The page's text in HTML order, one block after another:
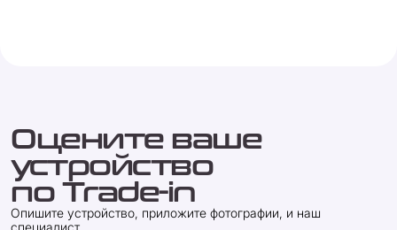
Оцените ваше
устройство
по Trade-in
Опишите устройство, приложите фотографии, и наш
специалист